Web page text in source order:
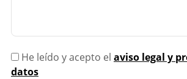
He leído y acepto el aviso legal y
datos